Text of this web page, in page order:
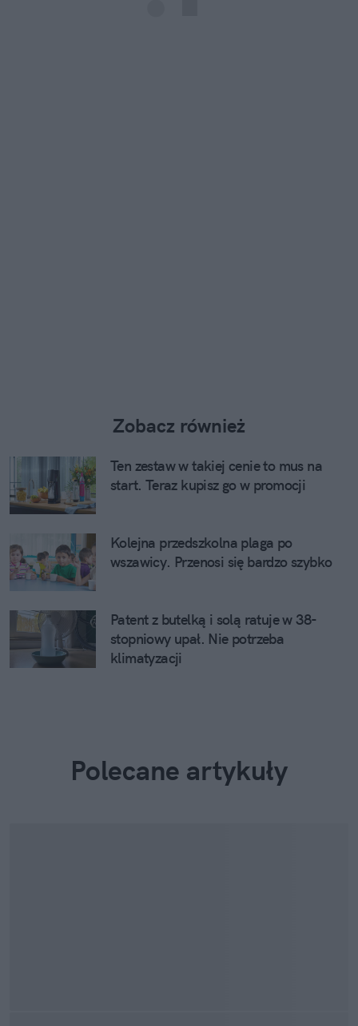
Zobacz również
Ten zestaw w takiej cenie to mus na
start. Teraz kupisz go w promocji
Kolejna przedszkolna plaga po
wszawicy. Przenosi się bardzo szybko
Patent z butelką i solą ratuje w 38-
stopniowy upał. Nie potrzeba
klimatyzacji
Polecane artykuły